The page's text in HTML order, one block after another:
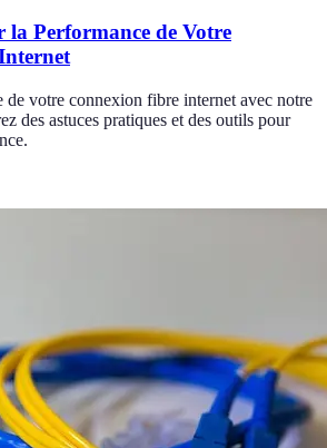
la Performance de Votre
de votre connexion fibre internet avec notre
des astuces pratiques et des outils pour